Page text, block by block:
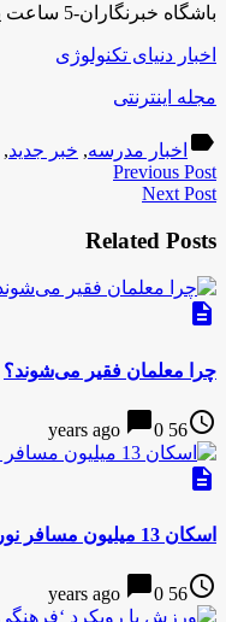
باشگاه خبرنگاران-5 ساعت پیش
اخبار دنیای تکنولوژی
مجله اینترنتی
label اخبار مدرسه, خبر جدید,
Previous Post
Next Post
Related Posts
description
چرا معلمان فقیر می‌شوند؟
access_time
56 years ago
chat_bubble0
description
اسکان 13 میلیون مسافر نوروزی در ستادهای اسکان آموزش و پرورش کشور
access_time
56 years ago
chat_bubble0